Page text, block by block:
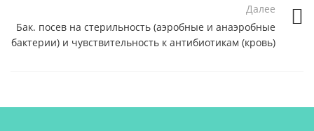
Далее
Бак. посев на стерильность (аэробные и анаэробные
бактерии) и чувcтвительность к антибиотикам (кровь)